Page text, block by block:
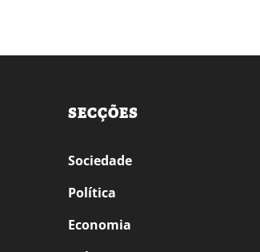
SECÇÕES
Sociedade
Política
Economia